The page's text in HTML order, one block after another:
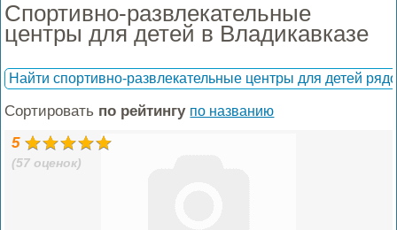
Спортивно-развлекательные
центры для детей в Владикавказе
Найти спортивно-развлекательные центры для детей
Сортировать по рейтингу по названию
5
(57 оценок)